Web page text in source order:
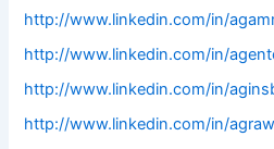
http://www.linkedin.com/in/
http://www.linkedin.com/in/
http://www.linkedin.com/in/
http://www.linkedin.com/in/